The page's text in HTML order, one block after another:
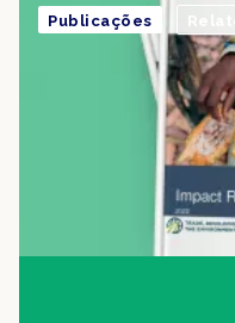
Publicações